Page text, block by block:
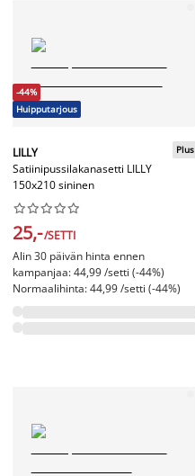
-44%
Huipputarjous
LILLY
Satiinipussilakanasetti LILLY
150x210 sininen
Plus






25,-/SETTI
Alin 30 päivän hinta ennen
kampanjaa: 44,99 /setti (-44%)
Normaalihinta: 44,99 /setti (-44%)